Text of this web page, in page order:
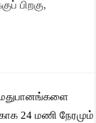
பிறகு,
24 மணி நேரமும்